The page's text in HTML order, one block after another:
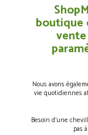
boutique
Nous avons
vie quotidiennes
Besoin d’une
pas